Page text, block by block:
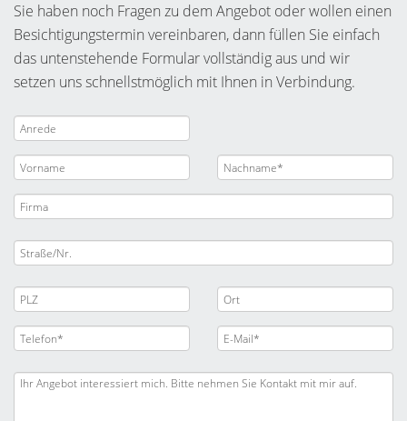
Sie haben noch Fragen zu dem Angebot oder wollen einen
Besichtigungstermin vereinbaren, dann füllen Sie einfach
das untenstehende Formular vollständig aus und wir
setzen uns schnellstmöglich mit Ihnen in Verbindung.